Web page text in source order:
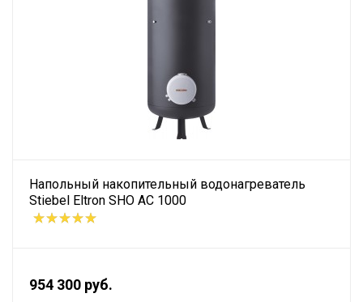
Напольный накопительный водонагреватель
Stiebel Eltron SHO AC 1000
954 300 руб.